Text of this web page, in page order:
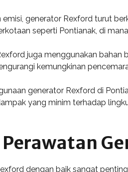
generator Rexford turut
seperti Pontianak, di
juga menggunakan bahan
kemungkinan
generator Rexford di
yang minim terhadap
dengan baik sangat